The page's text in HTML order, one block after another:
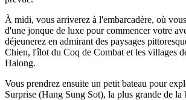
À midi, vous arriverez à l'embarcadère, où
d'une jonque de luxe pour commencer votre
déjeunerez en admirant des paysages
Chien, l'îlot du Coq de Combat et les villages
Halong.
Vous prendrez ensuite un petit bateau pour
Surprise (Hang Sung Sot), la plus grande de la